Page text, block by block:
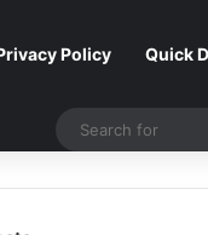
Policy Quick